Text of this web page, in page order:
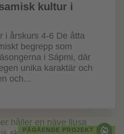
kultur i
i årskurs 4-6 De åtta
begrepp som
i Sápmi, där
unika karaktär och
och...
PÅGÅENDE PROJEKT